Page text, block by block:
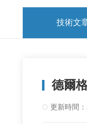
技術文
德爾
更新時間